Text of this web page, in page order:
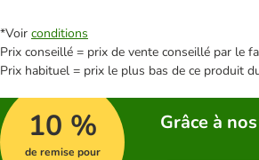
*Voir conditions
Prix conseillé = prix de vente conseillé par le
Prix habituel = prix le plus bas de ce produit
10 %
de remise pour
Grâce à